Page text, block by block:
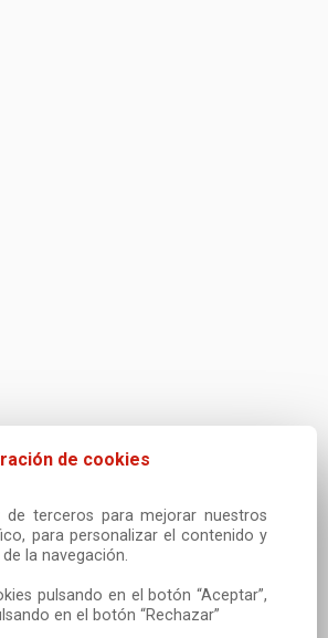
de cookies
terceros para mejorar nuestros
para personalizar el contenido y
la navegación.
pulsando en el botón “Aceptar”,
en el botón “Rechazar”